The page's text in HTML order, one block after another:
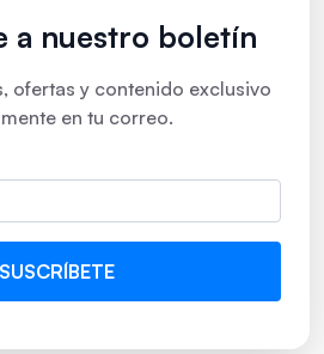
a nuestro boletín
ofertas y contenido exclusivo
en tu correo.